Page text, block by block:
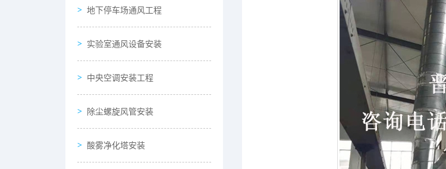
地下停车场通风工程
实验室通风设备安装
中央空调安装工程
除尘螺旋风管安装
酸雾净化塔安装